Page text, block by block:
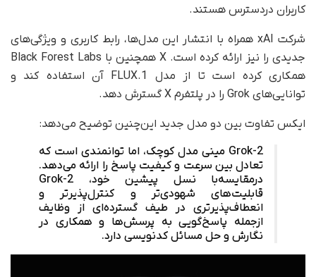
کاربران دردسترس هستند.
شرکت xAI همراه با انتشار این مدل‌ها، رابط کاربری و ویژگی‌های
جدیدی را نیز ارائه کرده است. X همچنین با Black Forest Labs
همکاری کرده است تا از مدل FLUX.1 آن استفاده کند و
توانایی‌های Grok را در پلتفرم X گسترش دهد.
ایکس تفاوت بین دو مدل جدید این‌چنین توضیح می‌دهد:
Grok-2 مینی مدل کوچک، اما توانمندی است که
تعادل بین سرعت و کیفیت پاسخ را ارائه می‌دهد.
در‌مقایسه‌با نسل پیشین خود، Grok-2
قابلیت‌های شهودی‌تر و کنترل‌پذیرتر و
انعطاف‌پذیرتری در طیف گسترده‌ای از وظایف
از‌جمله پاسخ‌گویی به پرسش‌ها و همکاری در
نگارش و حل مسائل کدنویسی دارد.